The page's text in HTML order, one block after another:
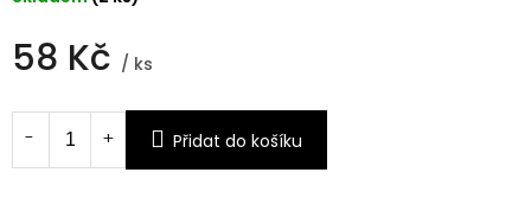
58 Kč / ks
cena:
Přidat do košíku